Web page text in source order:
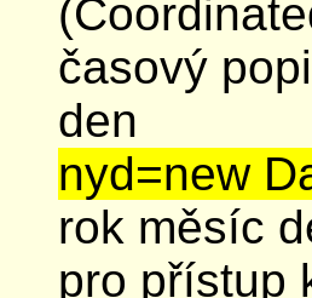
časový
den
nyd=new
rok měsíc
pro přístup